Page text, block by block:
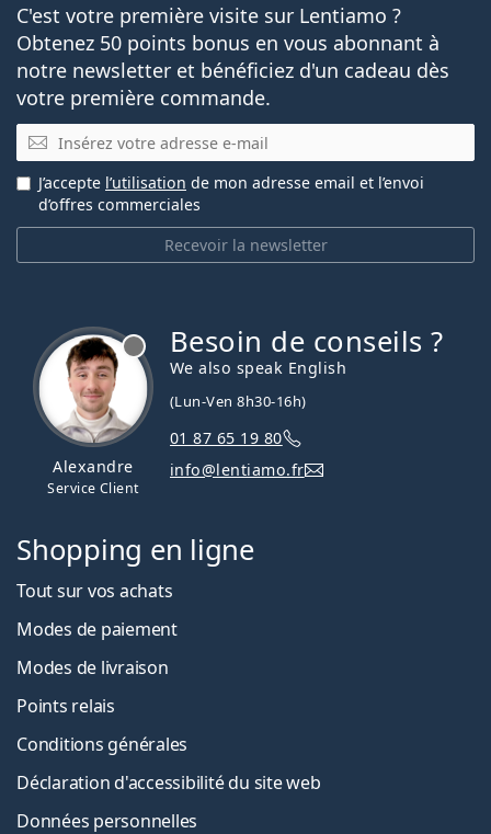
C'est votre première visite sur Lentiamo ?
Obtenez 50 points bonus en vous abonnant à
notre newsletter et bénéficiez d'un cadeau dès
votre première commande.
E-mail
Recevoir la newsletter
J’accepte l’utilisation de mon adresse email et l’envoi
d’offres commerciales
Alexandre
Service Client
Besoin de conseils ?
We also speak English
(Lun-Ven 8h30-16h)
01 87 65 19 80
info@lentiamo.fr
Shopping en ligne
Tout sur vos achats
Modes de paiement
Modes de livraison
Points relais
Conditions générales
Déclaration d'accessibilité du site web
Données personnelles